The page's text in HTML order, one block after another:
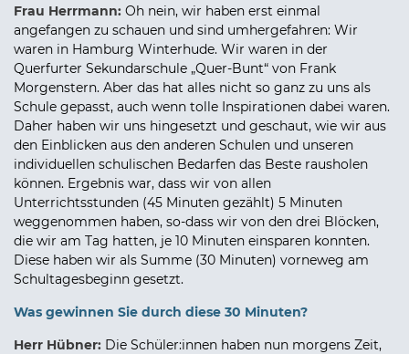
Frau Herrmann: Oh nein, wir haben erst einmal
angefangen zu schauen und sind umhergefahren: Wir
waren in Hamburg Winterhude. Wir waren in der
Querfurter Sekundarschule „Quer-Bunt“ von Frank
Morgenstern. Aber das hat alles nicht so ganz zu uns als
Schule gepasst, auch wenn tolle Inspirationen dabei waren.
Daher haben wir uns hingesetzt und geschaut, wie wir aus
den Einblicken aus den anderen Schulen und unseren
individuellen schulischen Bedarfen das Beste rausholen
können. Ergebnis war, dass wir von allen
Unterrichtsstunden (45 Minuten gezählt) 5 Minuten
weggenommen haben, so-dass wir von den drei Blöcken,
die wir am Tag hatten, je 10 Minuten einsparen konnten.
Diese haben wir als Summe (30 Minuten) vorneweg am
Schultagesbeginn gesetzt.
Was gewinnen Sie durch diese 30 Minuten?
Herr Hübner: Die Schüler:innen haben nun morgens Zeit,